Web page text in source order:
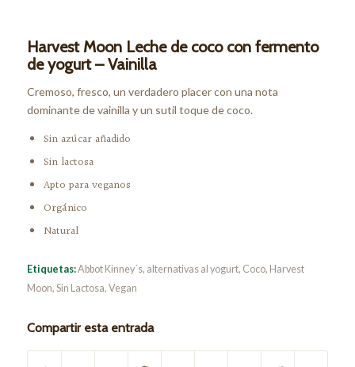
Harvest Moon Leche de coco con fermento
de yogurt – Vainilla
Cremoso, fresco, un verdadero placer con una nota
dominante de vainilla y un sutil toque de coco.
Sin azúcar añadido
Sin lactosa
Apto para veganos
Orgánico
Natural
Etiquetas:Abbot Kinney´s, alternativas al yogurt, Coco, Harvest
Moon, Sin Lactosa, Vegan
Compartir esta entrada